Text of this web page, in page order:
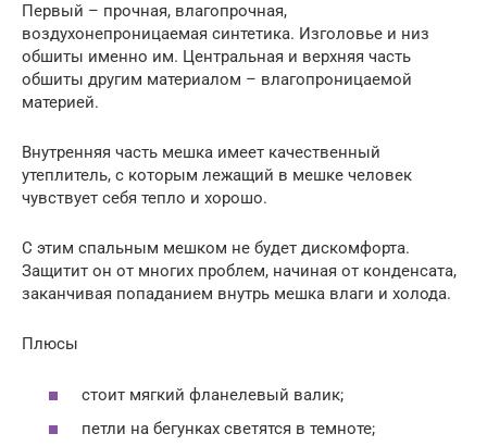
Первый – прочная, влагопрочная,
воздухонепроницаемая синтетика. Изголовье и низ
обшиты именно им. Центральная и верхняя часть
обшиты другим материалом – влагопроницаемой
материей.
Внутренняя часть мешка имеет качественный
утеплитель, с которым лежащий в мешке человек
чувствует себя тепло и хорошо.
С этим спальным мешком не будет дискомфорта.
Защитит он от многих проблем, начиная от конденсата,
заканчивая попаданием внутрь мешка влаги и холода.
Плюсы
стоит мягкий фланелевый валик;
петли на бегунках светятся в темноте;